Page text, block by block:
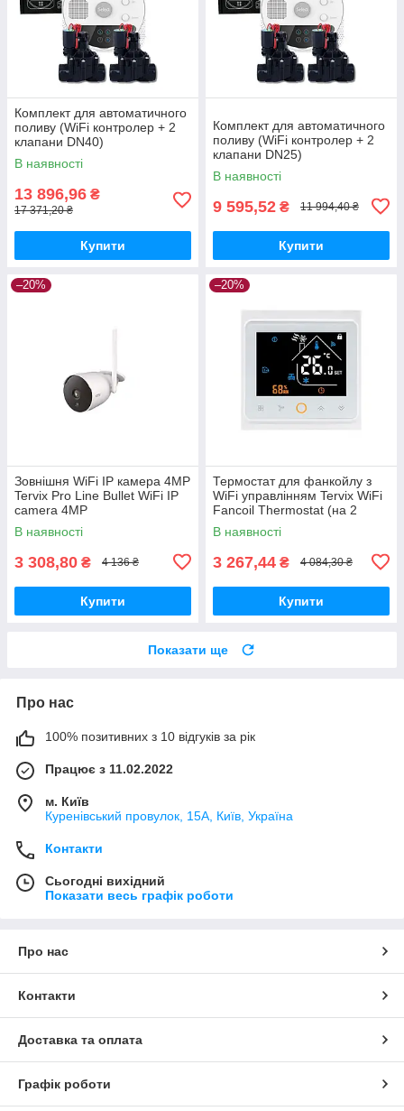
Комплект для автоматичного
поливу (WiFi контролер + 2
клапани DN40)
В наявності
13 896,96 ₴
17 371,20 ₴
Купити
Комплект для автоматичного
поливу (WiFi контролер + 2
клапани DN25)
В наявності
9 595,52 ₴ 11 994,40 ₴
Купити
–20%
Зовнішня WiFi IP камера 4MP
Tervix Pro Line Bullet WiFi IP
camera 4MP
В наявності
3 308,80 ₴ 4 136 ₴
Купити
–20%
Термостат для фанкойлу з
WiFi управлінням Tervix WiFi
Fancoil Thermostat (на 2
труби) 0-10В
В наявності
3 267,44 ₴ 4 084,30 ₴
Купити
Показати ще
Про нас
100% позитивних з 10 відгуків за рік
Працює з 11.02.2022
м. Київ
Куренівський провулок, 15А, Київ, Україна
Контакти
Сьогодні вихідний
Показати весь графік роботи
Про нас
Контакти
Доставка та оплата
Графік роботи